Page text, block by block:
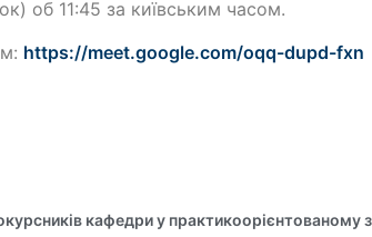
об 11:45 за київським часом.
https://meet.google.com/oqq-dupd-fxn